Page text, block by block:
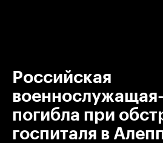
Российская
погибла при
госпиталя в